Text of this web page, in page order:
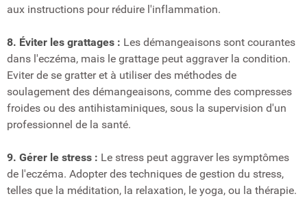
aux instructions pour réduire l'inflammation.
8. Éviter les grattages : Les démangeaisons sont courantes
dans l'eczéma, mais le grattage peut aggraver la condition.
Eviter de se gratter et à utiliser des méthodes de
soulagement des démangeaisons, comme des compresses
froides ou des antihistaminiques, sous la supervision d'un
professionnel de la santé.
9. Gérer le stress : Le stress peut aggraver les symptômes
de l'eczéma. Adopter des techniques de gestion du stress,
telles que la méditation, la relaxation, le yoga, ou la thérapie.